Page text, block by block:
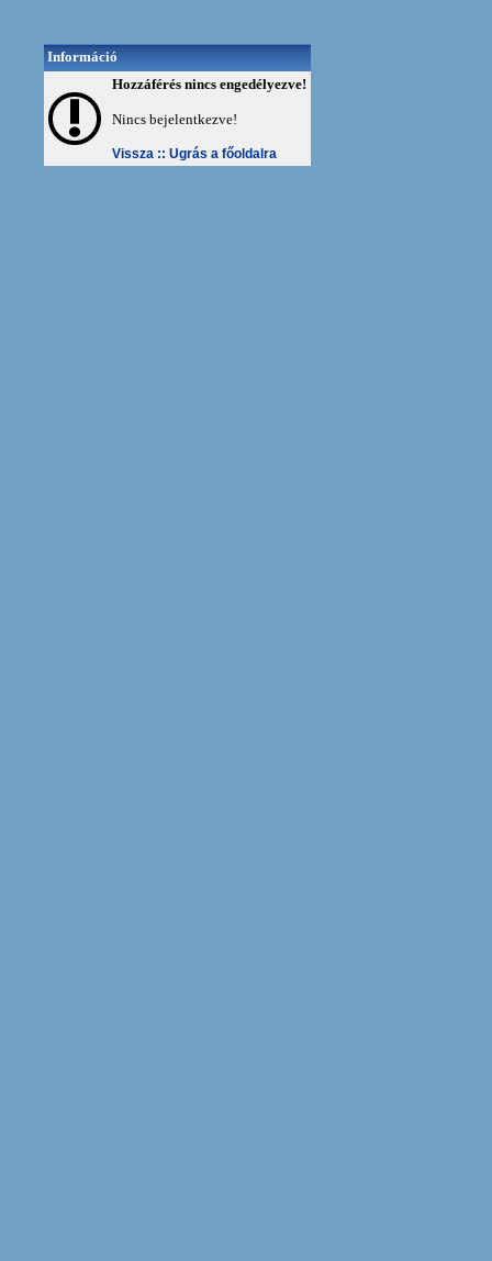
Információ
Hozzáférés nincs engedélyezve!
Nincs bejelentkezve!
Vissza :: Ugrás a főoldalra